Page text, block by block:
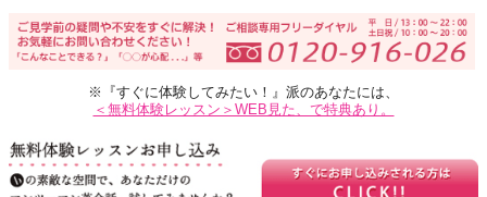
※『すぐに体験してみたい！』派のあなたには、
＜無料体験レッスン＞WEB見た、で特典あり。